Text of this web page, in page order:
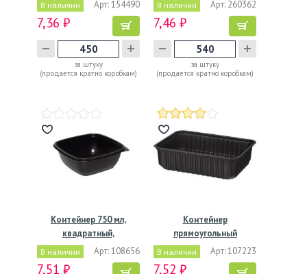
В наличии Арт: 154490
7,36 ₽
за штуку
(продается кратно коробкам)
В наличии Арт: 260362
7,46 ₽
за штуку
(продается кратно коробкам)
Контейнер 750 мл,
квадратный,
160х160х62мм,…
В наличии Арт: 108656
7,51 ₽
Контейнер
прямоугольный
179х132х46мм, 750…
В наличии Арт: 107223
7,52 ₽